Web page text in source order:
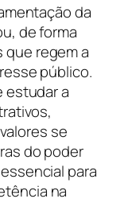
da
de forma
regem a
público.
estudar a
se
do poder
para
na